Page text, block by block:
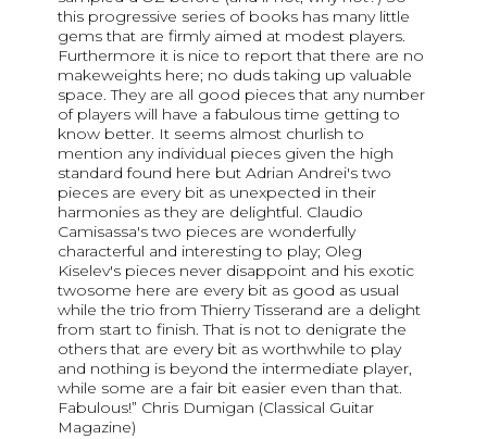
this progressive series of books has many little
gems that are firmly aimed at modest players.
Furthermore it is nice to report that there are no
makeweights here; no duds taking up valuable
space. They are all good pieces that any number
of players will have a fabulous time getting to
know better. It seems almost churlish to
mention any individual pieces given the high
standard found here but Adrian Andrei's two
pieces are every bit as unexpected in their
harmonies as they are delightful. Claudio
Camisassa's two pieces are wonderfully
characterful and interesting to play; Oleg
Kiselev's pieces never disappoint and his exotic
twosome here are every bit as good as usual
while the trio from Thierry Tisserand are a delight
from start to finish. That is not to denigrate the
others that are every bit as worthwhile to play
and nothing is beyond the intermediate player,
while some are a fair bit easier even than that.
Fabulous!” Chris Dumigan (Classical Guitar
Magazine)